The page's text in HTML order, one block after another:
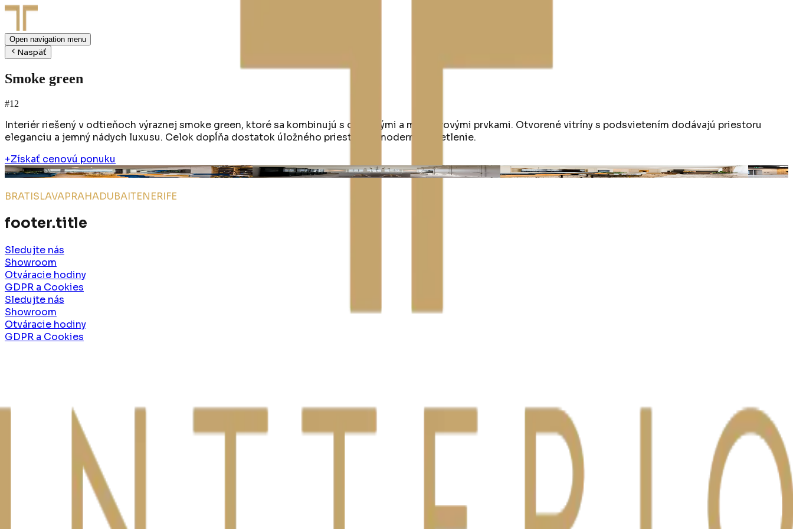
Open navigation menu
Naspäť
Smoke green
#12
Interiér riešený v odtieňoch výraznej smoke green, ktoré sa kombinujú s drevenými a mramorovými prvkami. Otvorené vitríny s podsvietením dodávajú priestoru
eleganciu a jemný nádych luxusu. Celok dopĺňa dostatok úložného priestoru a moderné osvetlenie.
+Získať cenovú ponuku
Skyparkn°13 nº14n° 14 Arborian°15
BRATISLAVAPRAHADUBAITENERIFE
footer.title
Sledujte nás
Showroom
Otváracie hodiny
GDPR a Cookies
Sledujte nás
Showroom
Otváracie hodiny
GDPR a Cookies